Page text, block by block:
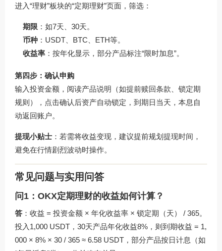
进入“理财”板块的“定期理财”页面，筛选：
期限 ：如7天、30天。
币种 ：USDT、BTC、ETH等。
收益率 ：按年化显示，部分产品标注“限时加息”。
第四步：确认申购
输入投资金额，阅读产品说明（如提前赎回条款、锁定期
规则），点击确认后资产自动锁定，到期日当天，本息自
动返回账户。
提现小贴士 ：若需将收益变现，建议提前规划提现时间，
避免在行情剧烈波动时操作。
常见问题与实用问答
问1：OKX定期理财的收益如何计算？
答 ：收益 = 投资金额 × 年化收益率 × 锁定期（天） / 365。
投入1,000 USDT，30天产品年化收益8%，则到期收益 = 1,
000 × 8% × 30 / 365 ≈ 6.58 USDT，部分产品按日计息（如